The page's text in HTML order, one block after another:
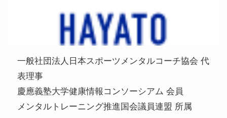
一般社団法人日本スポーツメンタルコーチ協会 代
表理事
慶應義塾大学健康情報コンソーシアム 会員
メンタルトレーニング推進国会議員連盟 所属